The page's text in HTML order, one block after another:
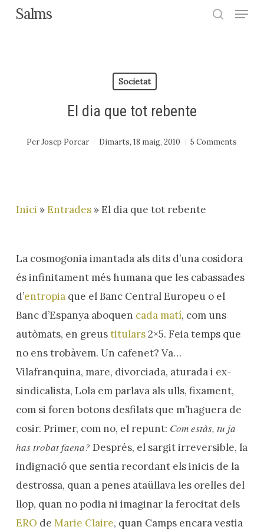
SkipSalms Menu
Societat
El dia que tot rebente
Per Josep Porcar Dimarts, 18 maig, 2010 5 Comments
Inici »Entrades»El dia que tot rebente
La cosmogonia imantada als dits d’una cosidora
és infinitament més humana que les cabassades
d’entropiaque el Banc Central Europeu o el
Banc d’Espanya aboquen cada matí, com uns
autòmats, en greustitulars2×5. Feia temps que
no ens trobàvem. Un cafenet? Va…
Vilafranquina, mare, divorciada, aturada i ex-
sindicalista, Lola em parlava als ulls, fixament,
com si foren botons desfilats que m’haguera de
cosir. Primer, com no, el repunt: Com estàs, tu ja
has trobat faena? Després, el sargit irreversible, la
indignació que sentia recordant els inicis de la
destrossa, quan a penes ataüllava les orelles del
llop, quan no podia ni imaginar la ferocitat dels
ERO de Marie Claire, quan Camps encara vestia